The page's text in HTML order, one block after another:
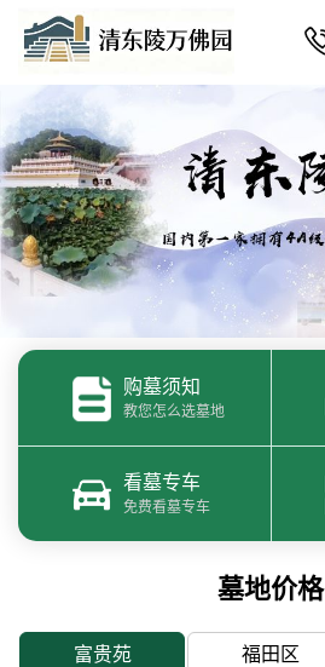
购墓须知
教您怎么选墓地
看墓专车
免费看墓专车
墓地价格
富贵苑 福田区